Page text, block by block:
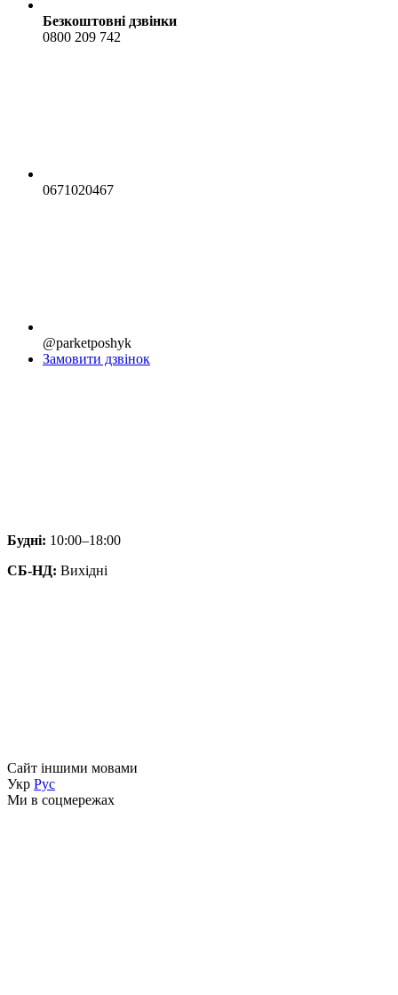
Безкоштовні дзвінки
0800 209 742
0671020467
@parketposhyk
Замовити дзвінок
Будні: 10:00–18:00
СБ-НД: Вихідні
Сайт іншими мовами
Укр Рус
Ми в соцмережах